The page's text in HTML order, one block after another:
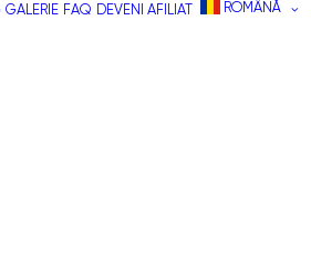
GALERIE FAQ DEVENI AFILIAT ROMÂNĂ